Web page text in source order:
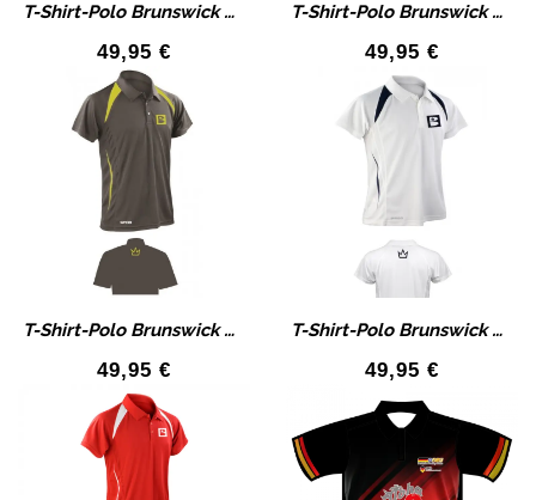
T-Shirt-Polo Brunswick Color Bowlingshirt
49,95 €
T-Shirt-Polo Brunswick Color Bowlingshirt
49,95 €
T-Shirt-Polo Brunswick Color Bowlingshirt
49,95 €
T-Shirt-Polo Brunswick Color Bowlingshirt
49,95 €